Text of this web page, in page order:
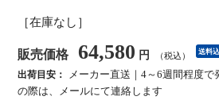
［在庫なし］
販売価格 64,580 円 （税込） 送料
出荷目安：
メーカー直送｜4～6週間程度
の際は、メールにて連絡します